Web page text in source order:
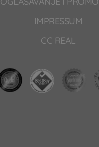
IMPRESSUM
CC REAL